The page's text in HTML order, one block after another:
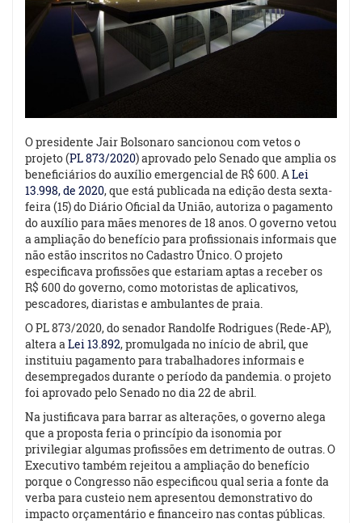
O presidente Jair Bolsonaro sancionou com vetos o
projeto(PL 873/2020) aprovado pelo Senado que amplia os
beneficiários do auxílio emergencial de R$ 600. ALei
13.998, de 2020, que está publicada na edição desta sexta-
feira (15) do Diário Oficial da União, autoriza o pagamento
do auxílio para mães menores de 18 anos. O governo vetou
a ampliação do benefício para profissionais informais que
não estão inscritos no Cadastro Único. Oprojeto
especificava profissões que estariam aptas a receber os
R$ 600 do governo, como motoristas de aplicativos,
pescadores, diaristas e ambulantes de praia.
O PL 873/2020, do senador Randolfe Rodrigues (Rede-AP),
altera aLei 13.892, promulgada no início de abril, que
instituiu pagamento para trabalhadores informais e
desempregados durante o período da pandemia. oprojeto
foi aprovado pelo Senado no dia 22 de abril.
Na justificava para barrar as alterações, o governo alega
que a proposta feria o princípio da isonomia por
privilegiar algumas profissões em detrimento de outras. O
Executivo também rejeitou a ampliação do benefício
porque o Congresso não especificou qual seria a fonte da
verba para custeio nem apresentou demonstrativo do
impacto orçamentário e financeiro nas contas públicas.